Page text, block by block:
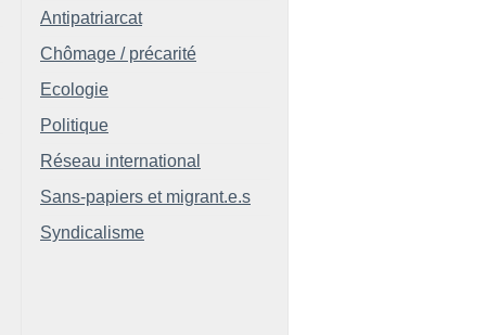
Antipatriarcat
Chômage / précarité
Ecologie
Politique
Réseau international
Sans-papiers et migrant.e.s
Syndicalisme